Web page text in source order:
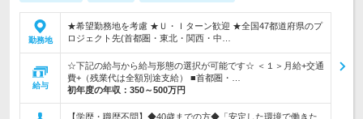
勤務地
★希望勤務地を考慮 ★Ｕ・Ｉターン歓迎 ★全国47都道府県のプ
ロジェクト先(首都圏・東北・関西・中…
給与
☆下記の給与から給与形態の選択が可能です☆ ＜１＞月給+交通
費+（残業代は全額別途支給） ■首都圏・…
初年度の年収： 350～500万円
【学歴・職歴不問】◆40歳までの方◆「安定した環境で働きた